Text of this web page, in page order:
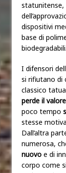
statunitense,
dispositivi
base di
biodegradabili.
I difensori
si rifiutano di
classico
perde il valore
poco tempo
stesse
Dall’altra
numerosa,
nuovo e di
corpo come